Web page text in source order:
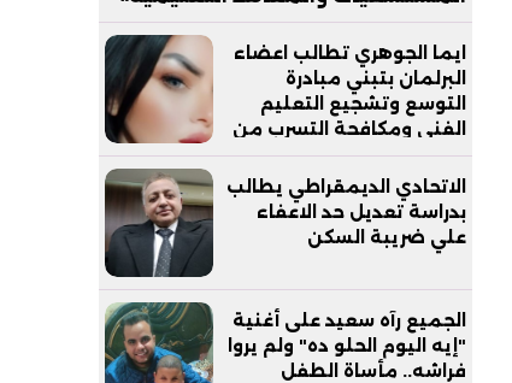
بالعاصمة الجديدة
ايما الجوهري تطالب اعضاء
البرلمان بتبني مبادرة
التوسع وتشجيع التعليم
الفني ومكافحة التسرب من
التعليم
الاتحادي الديمقراطي يطالب
بدراسة تعديل حد الاعفاء
علي ضريبة السكن
الجميع رآه سعيد على أغنية
"إيه اليوم الحلو ده" ولم يروا
فراشه.. مأساة الطفل